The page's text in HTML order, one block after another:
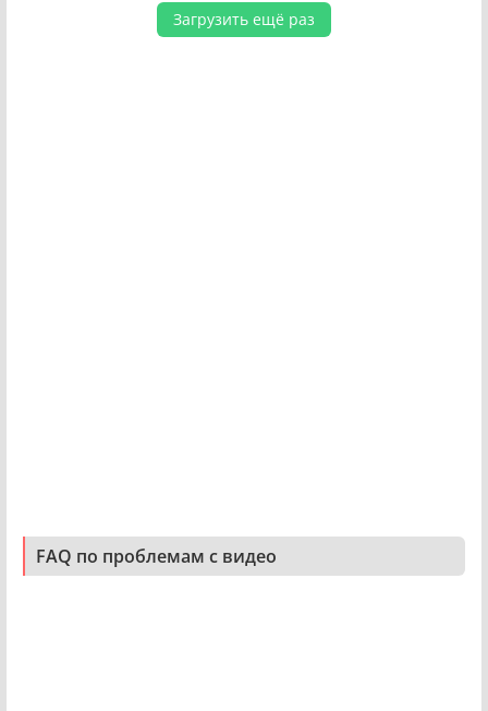
Загрузить ещё раз
FAQ по проблемам с видео